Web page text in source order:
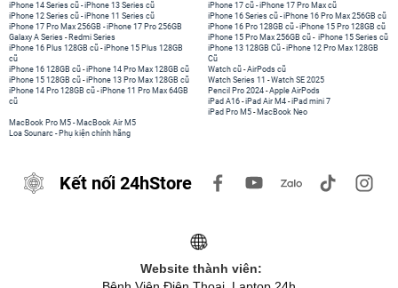
iPhone 14 Series cũ -iPhone 13 Series cũ
iPhone 12 Series cũ -iPhone 11 Series cũ
iPhone 17 Pro Max 256GB -iPhone 17 Pro 256GB
Galaxy A Series - Redmi Series
iPhone 17 cũ -iPhone 17 Pro Max cũ
iPhone 16 Series cũ - iPhone 16 Pro Max 256GB cũ
iPhone 16 Pro 128GB cũ -iPhone 15 Pro 128GB cũ
iPhone 15 Pro Max 256GB cũ - iPhone 15 Series cũ
iPhone 16 Plus 128GB cũ -iPhone 15 Plus 128GB
cũ
iPhone 16 128GB cũ -iPhone 14 Pro Max 128GB cũ
iPhone 15 128GB cũ -iPhone 13 Pro Max 128GB cũ
iPhone 14 Pro 128GB cũ -iPhone 11 Pro Max 64GB
cũ
iPhone 13 128GB Cũ -iPhone 12 Pro Max 128GB
Cũ
Watch cũ -AirPods cũ
Watch Series 11 -Watch SE 2025
Pencil Pro 2024 -Apple AirPods
iPad A16 -iPad Air M4 -iPad mini 7
iPad Pro M5 - MacBook Neo
MacBook Pro M5 - MacBook Air M5
Loa Sounarc - Phụ kiện chính hãng
Kết nối 24hStore
Website thành viên: